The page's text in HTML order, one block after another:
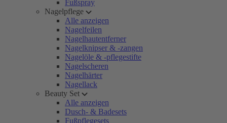
Fußspray
Nagelpflege
Alle anzeigen
Nagelfeilen
Nagelhautentferner
Nagelknipser & -zangen
Nagelöle & -pflegestifte
Nagelscheren
Nagelhärter
Nagellack
Beauty Set
Alle anzeigen
Dusch- & Badesets
Fußpflegesets